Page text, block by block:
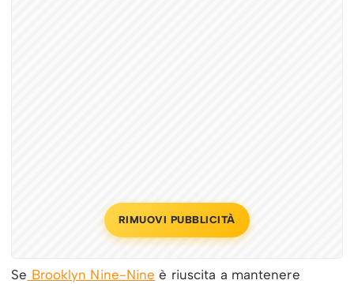
RIMUOVI PUBBLICITÀ
Se Brooklyn Nine-Nine è riuscita a mantenere